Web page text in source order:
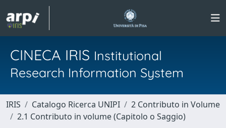
CINECA IRIS Institutional
Research Information System
IRIS Catalogo Ricerca UNIPI
2 Contributo in Volume
2.1 Contributo in volume (Capitolo o Saggio)